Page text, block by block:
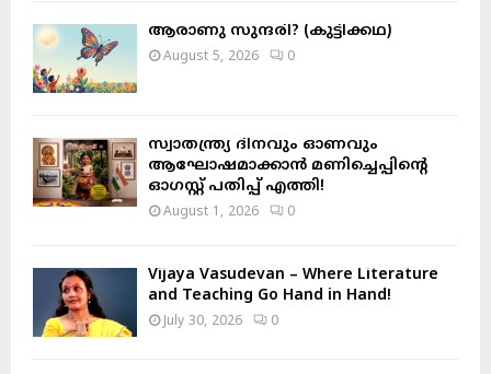
ആരാണു സുന്ദരി? (കുട്ടിക്കഥ)
August 5, 2026 0
സ്വാതന്ത്ര്യ ദിനവും ഓണവും
ആഘോഷമാക്കാൻ മണിച്ചെപ്പിന്റെ
ഓഗസ്റ്റ് പതിപ്പ് എത്തി!
August 1, 2026 0
Vijaya Vasudevan – Where Literature
and Teaching Go Hand in Hand!
July 30, 2026 0